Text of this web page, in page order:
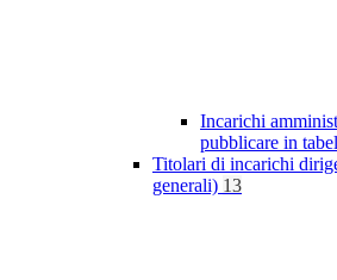
Incarichi
pubblicare in
Titolari di incarichi
generali) 13